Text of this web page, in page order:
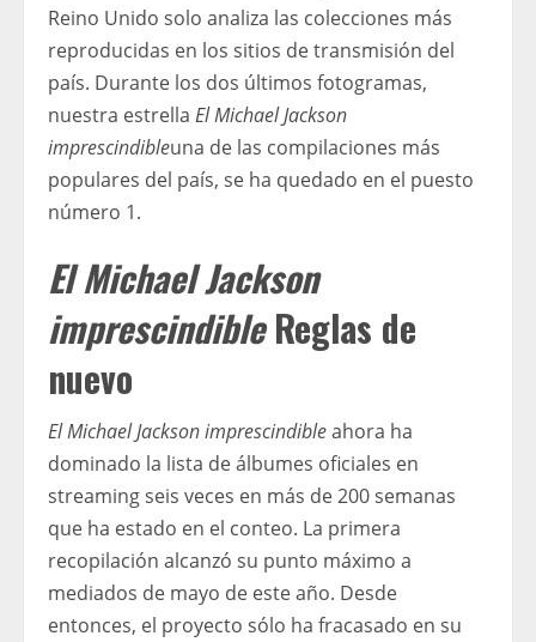
Reino Unido solo analiza las colecciones más
reproducidas en los sitios de transmisión del
país. Durante los dos últimos fotogramas,
nuestra estrella El Michael Jackson
imprescindibleuna de las compilaciones más
populares del país, se ha quedado en el puesto
número 1.
El Michael Jackson
imprescindibleReglas de
nuevo
El Michael Jackson imprescindibleahora ha
dominado la lista de álbumes oficiales en
streaming seis veces en más de 200 semanas
que ha estado en el conteo. La primera
recopilación alcanzó su punto máximo a
mediados de mayo de este año. Desde
entonces, el proyecto sólo ha fracasado en su